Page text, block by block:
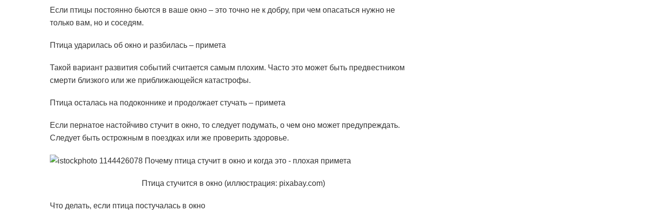
Если птицы постоянно бьются в ваше окно – это точно не к добру, при чем опасаться нужно не
только вам, но и соседям.
Птица ударилась об окно и разбилась – примета
Такой вариант развития событий считается самым плохим. Часто это может быть предвестником
смерти близкого или же приближающейся катастрофы.
Птица осталась на подоконнике и продолжает стучать – примета
Если пернатое настойчиво стучит в окно, то следует подумать, о чем оно может предупреждать.
Следует быть острожным в поездках или же проверить здоровье.
Птица стучится в окно (иллюстрация: pixabay.com)
Что делать, если птица постучалась в окно